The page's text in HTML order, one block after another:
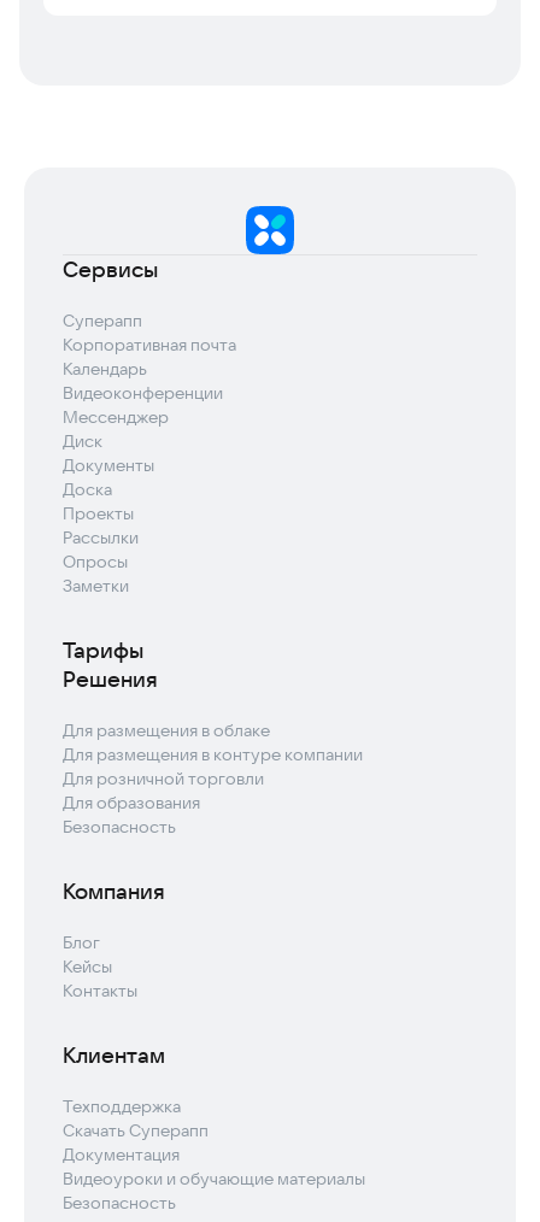
Сервисы
Суперапп
Корпоративная почта
Календарь
Видеоконференции
Мессенджер
Диск
Документы
Доска
Проекты
Рассылки
Опросы
Заметки
Тарифы
Решения
Для размещения в облаке
Для размещения в контуре компании
Для розничной торговли
Для образования
Безопасность
Компания
Блог
Кейсы
Контакты
Клиентам
Техподдержка
Скачать Суперапп
Документация
Видеоуроки и обучающие материалы
Безопасность